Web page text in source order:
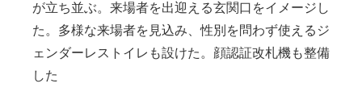
が立ち並ぶ。来場者を出迎える玄関口をイメージし
た。多様な来場者を見込み、性別を問わず使えるジ
ェンダーレストイレも設けた。顔認証改札機も整備
した